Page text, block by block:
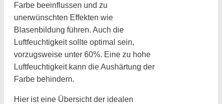
Farbe beeinflussen und zu
unerwünschten Effekten wie
Blasenbildung führen. Auch die
Luftfeuchtigkeit sollte optimal sein,
vorzugsweise unter 60%. Eine zu hohe
Luftfeuchtigkeit kann die Aushärtung der
Farbe behindern.
Hier ist eine Übersicht der idealen